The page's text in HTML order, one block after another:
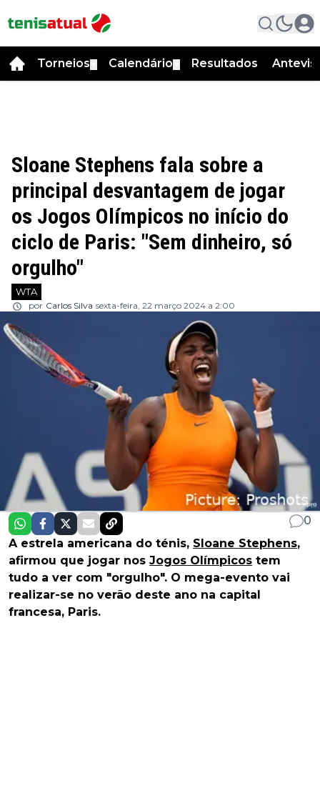
Torneios Calendário Resultados
Sloane Stephens fala sobre a
principal desvantagem de jogar
os Jogos Olímpicos no início do
ciclo de Paris: "Sem dinheiro, só
orgulho"
WTA
por Carlos Silva sexta-feira, 22 março 2024 a 2:00
0
A estrela americana do ténis, Sloane Stephens,
afirmou que jogar nos Jogos Olímpicos tem
tudo a ver com "orgulho". O mega-evento vai
realizar-se no verão deste ano na capital
francesa, Paris.